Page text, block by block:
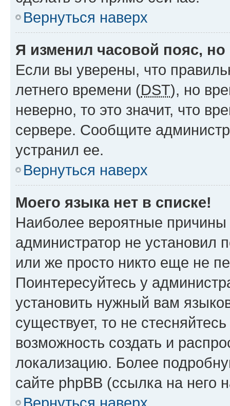
Вернуться наверх
Я изменил часовой пояс,
Если вы уверены, что
летнего времени (DST), но
неверно, то это значит, что
сервере. Сообщите
устранил ее.
Вернуться наверх
Моего языка нет в списке!
Наиболее вероятные причины
администратор не установил
или же просто никто еще не
Поинтересуйтесь у
установить нужный вам
существует, то не
возможность создать и
локализацию. Более
сайте phpBB (ссылка на него
Вернуться наверх